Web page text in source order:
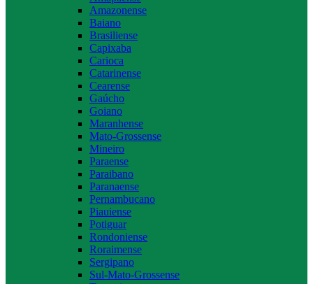
Amazonense
Baiano
Brasiliense
Capixaba
Carioca
Catarinense
Cearense
Gaúcho
Goiano
Maranhense
Mato-Grossense
Mineiro
Paraense
Paraibano
Paranaense
Pernambucano
Piauiense
Potiguar
Rondoniense
Roraimense
Sergipano
Sul-Mato-Grossense